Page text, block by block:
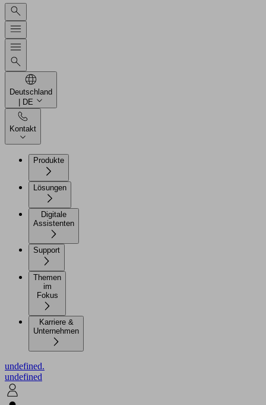
Deutschland
| DE
Kontakt
Produkte
Lösungen
Digitale
Assistenten
Support
Themen
im
Karriere &
Unternehmen
undefined.
undefined